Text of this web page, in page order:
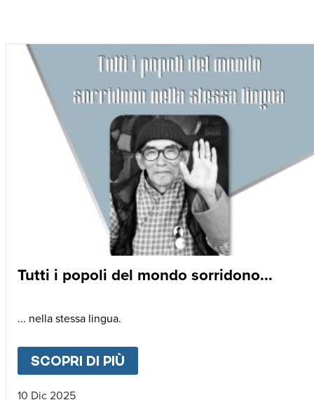
Tutti i popoli del mondo sorridono...
... nella stessa lingua.
SCOPRI DI PIÙ
10 Dic 2025